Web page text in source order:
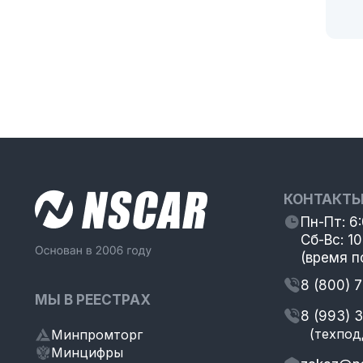
МЫ В РЕЕСТРАХ
Минпромторг
Минцифры
КОНТАКТЫ
Пн-Пт:
Сб-Вс:
(время
8 (800)
8 (993)